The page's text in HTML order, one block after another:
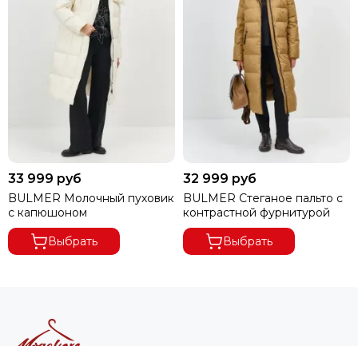
33 999 руб
BULMER Молочный пуховик
с капюшоном
Выбрать
32 999 руб
BULMER Стеганое пальто с
контрастной фурнитурой
Выбрать